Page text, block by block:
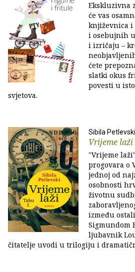
Ekskluzivna
će vas
književnica
i osebujnih
i izričaju –
ćete
slatki okus
povesti u
svjetova.
Sibila Petlevski
Vrijeme laži
"Vrijeme
progovara o
jednoj od
osobnosti
životnu
između
Sigmundom
ljubavnik
čitatelje uvodi u trilogiju i